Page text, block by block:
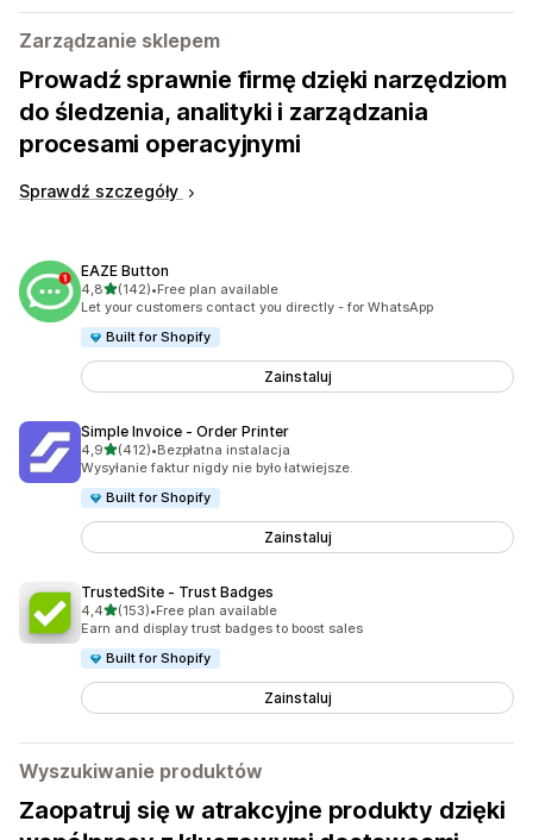
Zarządzanie sklepem
Prowadź sprawnie firmę dzięki narzędziom
do śledzenia, analityki i zarządzania
procesami operacyjnymi
Sprawdź szczegóły
EAZE Button
4,8na 5 gwiazdek
(142)
Łączna liczba recenzji: 142
•Free plan available
Let your customers contact you directly - for WhatsApp
Built for Shopify
Zainstaluj
Simple Invoice ‑ Order Printer
4,9na 5 gwiazdek
(412)
Łączna liczba recenzji: 412
•Bezpłatna instalacja
Wysyłanie faktur nigdy nie było łatwiejsze.
Built for Shopify
Zainstaluj
TrustedSite ‑ Trust Badges
4,4na 5 gwiazdek
(153)
Łączna liczba recenzji: 153
•Free plan available
Earn and display trust badges to boost sales
Built for Shopify
Zainstaluj
Wyszukiwanie produktów
Zaopatruj się w atrakcyjne produkty dzięki